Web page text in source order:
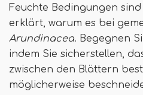
Feuchte Bedingungen
erklärt, warum es bei
Arundinacea. Begegnen
indem Sie sicherstellen,
zwischen den Blättern
möglicherweise